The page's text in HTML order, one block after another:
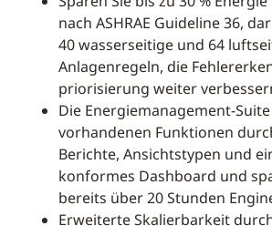
nach ASHRAE Guideline 36,
40 wasserseitige und 64
Anlagenregeln, die
priorisierung weiter
Die Energiemanagement-
vorhandenen Funktionen
Berichte, Ansichtstypen und
konformes Dashboard und
bereits über 20 Stunden
Erweiterte Skalierbarkeit